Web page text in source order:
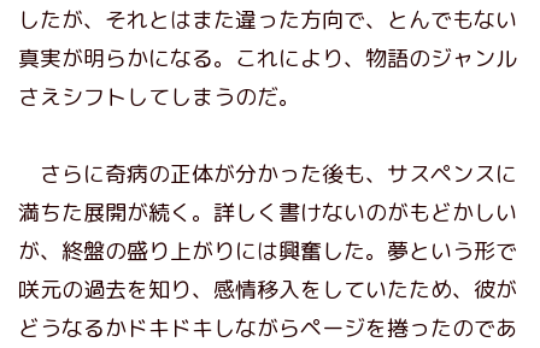
したが、それとはまた違った方向で、とんでもない
真実が明らかになる。これにより、物語のジャンル
さえシフトしてしまうのだ。
さらに奇病の正体が分かった後も、サスペンスに
満ちた展開が続く。詳しく書けないのがもどかしい
が、終盤の盛り上がりには興奮した。夢という形で
咲元の過去を知り、感情移入をしていたため、彼が
どうなるかドキドキしながらページを捲ったのであ